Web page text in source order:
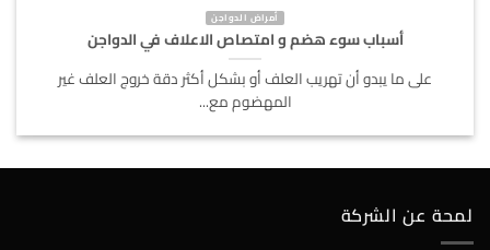
أمراض الدواجن
أسباب سوء هضم و امتصاص الاعلاف في الدواجن
على ما يبدو أن تهريب العلف أو بشكل أكثر دقة خروج العلف غير
المهضوم مع...
لمحة عن الشركة